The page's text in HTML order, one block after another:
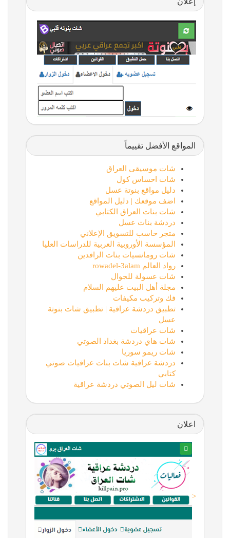
المواقع الأفضل تقييماً
شات موسيقى العراق
شات احساس كول
دليل مواقع بنوتة عسل
اضف موقعك | دليل المواقع
شات بنات العراق الكتابي
دردشة بنات عسل
متجر حاسب للتسويق الإعلاني
المؤسسة الأوروبية العربية للدراسات العليا
شات رومانسيات بنات الرافدين
رواد العالم rowadel-3alam
شات عسولة للجوال
مجلة أهل البيت عليهم السلام
فك وتركيب مكيفات
تطبيق دردشة عراقية | تطبيق شات بنوتة
عسل
شات عراقيات
شات هاي دردشة بغداد الصوتي
شات ريمو سوريا
دردشة عراقية شات بنات عراقيات صوتي
كتابي
شات ليل الصوتي دردشة عراقية
اعلان
<